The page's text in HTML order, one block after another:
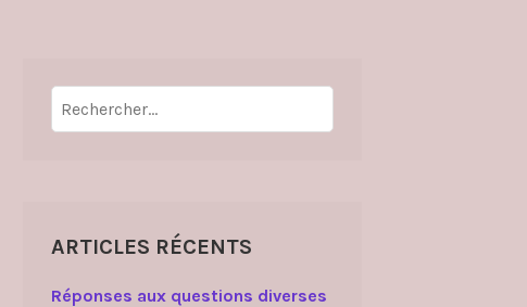
Rechercher :
ARTICLES RÉCENTS
Réponses aux questions diverses